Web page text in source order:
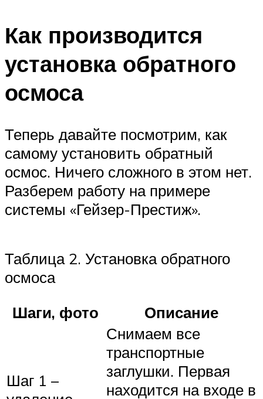
Как производится
установка обратного
осмоса
Теперь давайте посмотрим, как
самому установить обратный
осмос. Ничего сложного в этом нет.
Разберем работу на примере
системы «Гейзер-Престиж».
Таблица 2. Установка обратного
осмоса
Шаги, фото
Описание
Шаг 1 –
Снимаем все
транспортные
заглушки. Первая
находится на входе в